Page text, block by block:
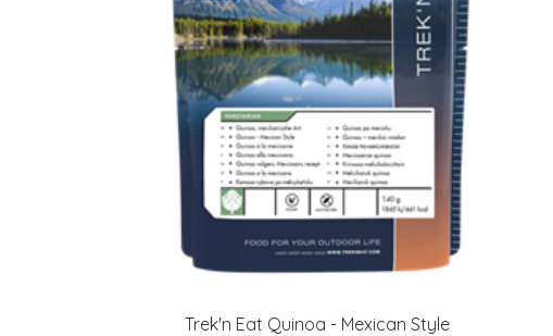
Trek'n Eat Quinoa - Mexican Style